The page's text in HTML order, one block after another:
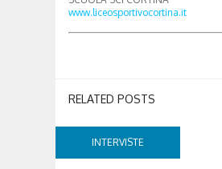
www.liceosportivocortina.it
RELATED POSTS
INTERVISTE